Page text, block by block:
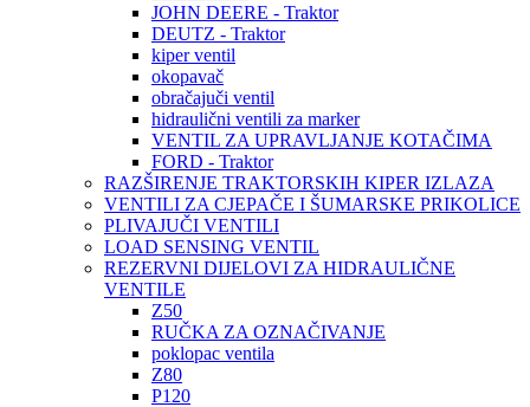
JOHN DEERE - Traktor
DEUTZ - Traktor
kiper ventil
okopavač
obračajuči ventil
hidraulični ventili za marker
VENTIL ZA UPRAVLJANJE KOTAČIMA
FORD - Traktor
RAZŠIRENJE TRAKTORSKIH KIPER IZLAZA
VENTILI ZA CJEPAČE I ŠUMARSKE PRIKOLICE
PLIVAJUČI VENTILI
LOAD SENSING VENTIL
REZERVNI DIJELOVI ZA HIDRAULIČNE
VENTILE
Z50
RUČKA ZA OZNAČIVANJE
poklopac ventila
Z80
P120